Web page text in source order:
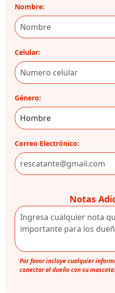
Nombre:
Celular:
Género:
Correo Electrónico:
Notas
Por favor incluye cualquier
conectar al dueño con su mascota.